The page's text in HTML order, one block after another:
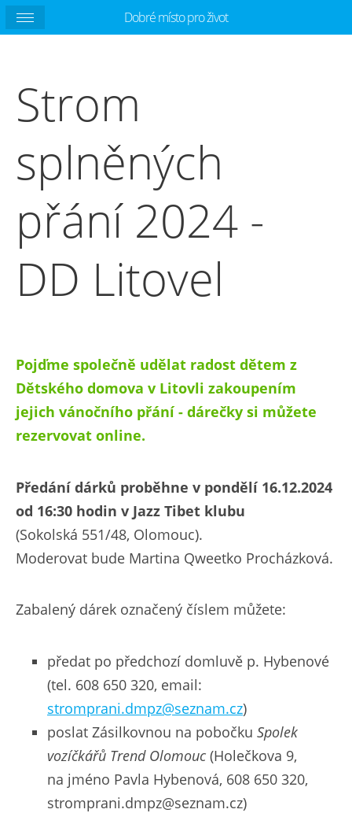
Strom
splněných
přání 2024 -
DD Litovel
Pojďme společně udělat radost dětem z
Dětského domova v Litovli zakoupením
jejich vánočního přání - dárečky si můžete
rezervovat online.
Předání dárků proběhne v pondělí 16.12.2024
od 16:30 hodin v Jazz Tibet klubu
(Sokolská 551/48, Olomouc).
Moderovat bude Martina Qweetko Procházková.
Zabalený dárek označený číslem můžete:
předat po předchozí domluvě p. Hybenové
(tel. 608 650 320, email:
stromprani.dmpz@seznam.cz)
poslat Zásilkovnou na pobočku Spolek
vozíčkářů Trend Olomouc (Holečkova 9,
na jméno Pavla Hybenová, 608 650 320,
stromprani.dmpz@seznam.cz)
Dobré místo pro život